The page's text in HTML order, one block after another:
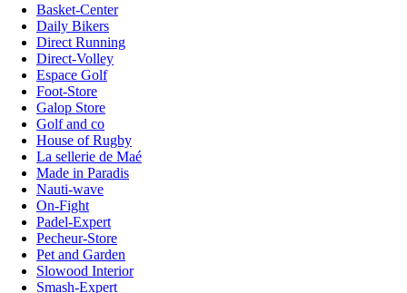
Basket-Center
Daily Bikers
Direct Running
Direct-Volley
Espace Golf
Foot-Store
Galop Store
Golf and co
House of Rugby
La sellerie de Maé
Made in Paradis
Nauti-wave
On-Fight
Padel-Expert
Pecheur-Store
Pet and Garden
Slowood Interior
Smash-Expert